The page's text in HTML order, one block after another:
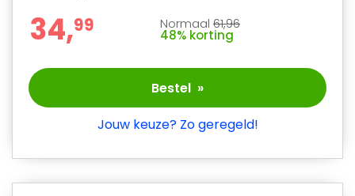
34,99 Normaal 61,96
48% korting
Bestel »
Jouw keuze? Zo geregeld!